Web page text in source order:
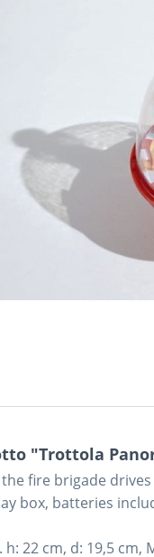
"Trottola
fire brigade
box, batteries
22 cm, d: 19,5 cm,